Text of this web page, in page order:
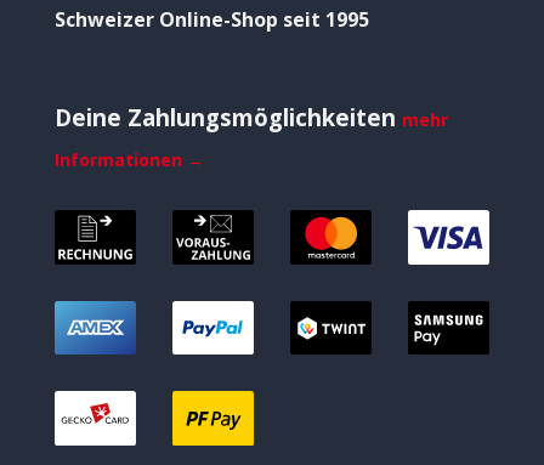
Schweizer Online-Shop seit 1995
Deine Zahlungsmöglichkeiten mehr
Informationen →